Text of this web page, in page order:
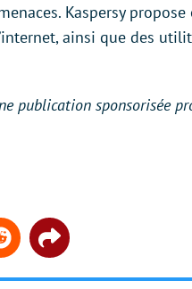
Kaspersy
ainsi que des
publication sponsorisée
Reddit Share